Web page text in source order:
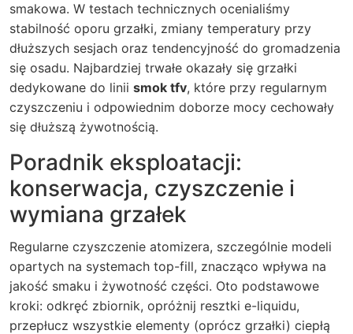
smakowa. W testach technicznych ocenialiśmy
stabilność oporu grzałki, zmiany temperatury przy
dłuższych sesjach oraz tendencyjność do gromadzenia
się osadu. Najbardziej trwałe okazały się grzałki
dedykowane do linii smok tfv, które przy regularnym
czyszczeniu i odpowiednim doborze mocy cechowały
się dłuższą żywotnością.
Poradnik eksploatacji:
konserwacja, czyszczenie i
wymiana grzałek
Regularne czyszczenie atomizera, szczególnie modeli
opartych na systemach top-fill, znacząco wpływa na
jakość smaku i żywotność części. Oto podstawowe
kroki: odkręć zbiornik, opróżnij resztki e-liquidu,
przepłucz wszystkie elementy (oprócz grzałki) ciepłą